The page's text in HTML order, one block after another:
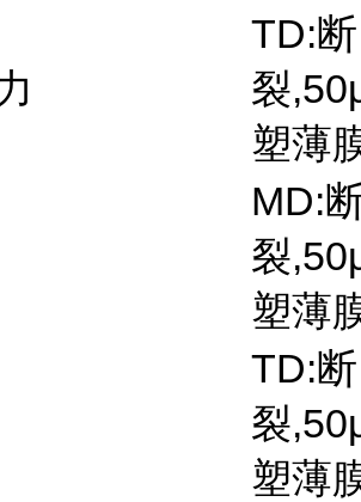
TD:断
裂
塑薄
MD:
裂
塑薄
TD:断
裂
塑薄